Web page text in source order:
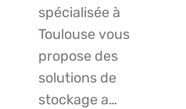
spécialisée à
Toulouse vous
propose des
solutions de
stockage a…